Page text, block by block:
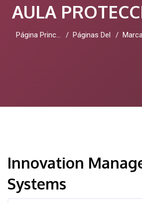
Página Principal Páginas Del Sitio
Innovation
Systems